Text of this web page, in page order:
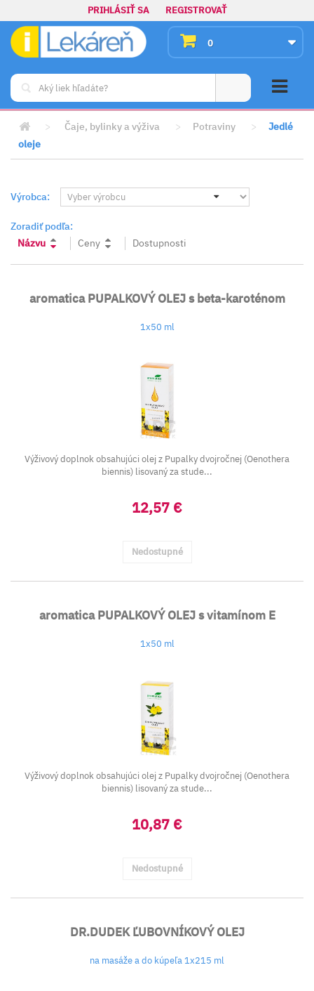
PRIHLÁSIŤ SA REGISTROVAŤ
0
> Čaje, bylinky a výživa > Potraviny >
Jedlé
oleje
Výrobca:
Zoradiť podľa:
Názvu
Ceny Dostupnosti
aromatica PUPALKOVÝ OLEJ s beta-karoténom
1x50 ml
Výživový doplnok obsahujúci olej z Pupalky dvojročnej (Oenothera
biennis) lisovaný za stude...
12,57 €
Nedostupné
aromatica PUPALKOVÝ OLEJ s vitamínom E
1x50 ml
Výživový doplnok obsahujúci olej z Pupalky dvojročnej (Oenothera
biennis) lisovaný za stude...
10,87 €
Nedostupné
DR.DUDEK ĽUBOVNÍKOVÝ OLEJ
na masáže a do kúpeľa 1x215 ml